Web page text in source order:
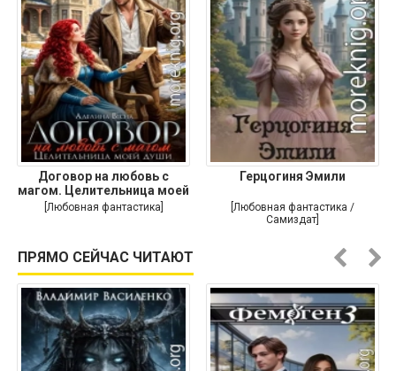
Договор на любовь с
магом. Целительница моей
души
[Любовная фантастика]
Герцогиня Эмили
[Любовная фантастика /
Самиздат]
ПРЯМО СЕЙЧАС ЧИТАЮТ